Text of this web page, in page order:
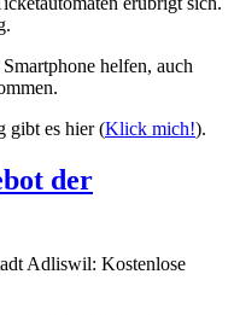
helfen, auch
gibt es hier (Klick mich!).
der
Adliswil: Kostenlose